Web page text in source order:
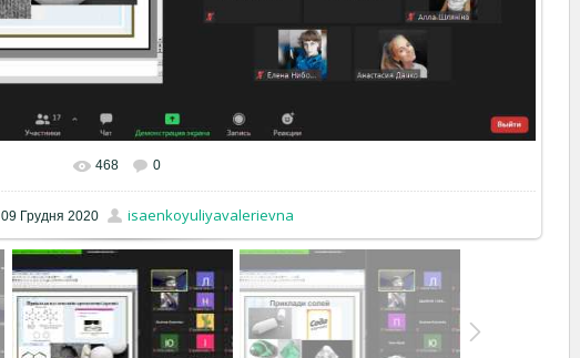
468 0
09 Грудня 2020 isaenkoyuliyavalerievna